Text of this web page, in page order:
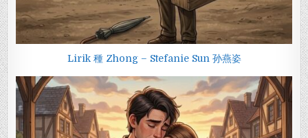
Lirik 種 Zhong – Stefanie Sun 孙燕姿